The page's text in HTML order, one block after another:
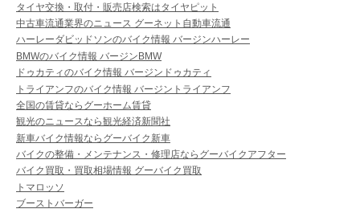
タイヤ交換・取付・販売店検索はタイヤピット
中古車流通業界のニュース グーネット自動車流通
ハーレーダビッドソンのバイク情報 バージンハーレー
BMWのバイク情報 バージンBMW
ドゥカティのバイク情報 バージンドゥカティ
トライアンフのバイク情報 バージントライアンフ
全国の賃貸ならグーホーム賃貸
観光のニュースなら観光経済新聞社
新車バイク情報ならグーバイク新車
バイクの整備・メンテナンス・修理店ならグーバイクアフター
バイク買取・買取相場情報 グーバイク買取
トマロッソ
ブーストバーガー